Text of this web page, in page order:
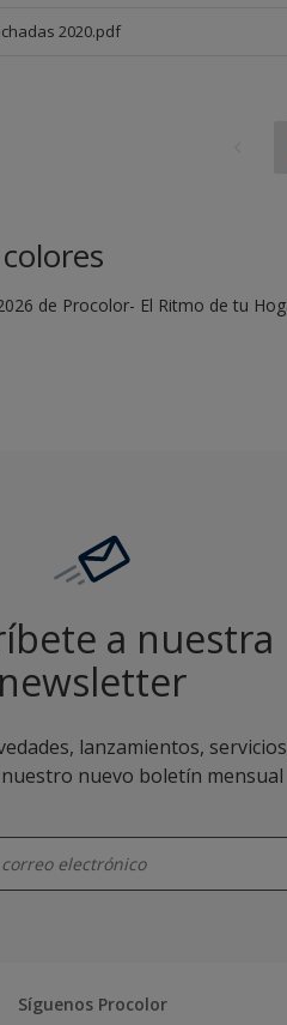
2020.pdf
de Procolor- El Ritmo de tu
a nuestra
newsletter
lanzamientos,
nuevo boletín mensual
Síguenos Procolor